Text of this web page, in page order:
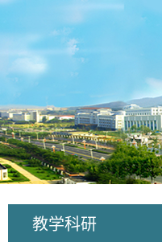
教学科研